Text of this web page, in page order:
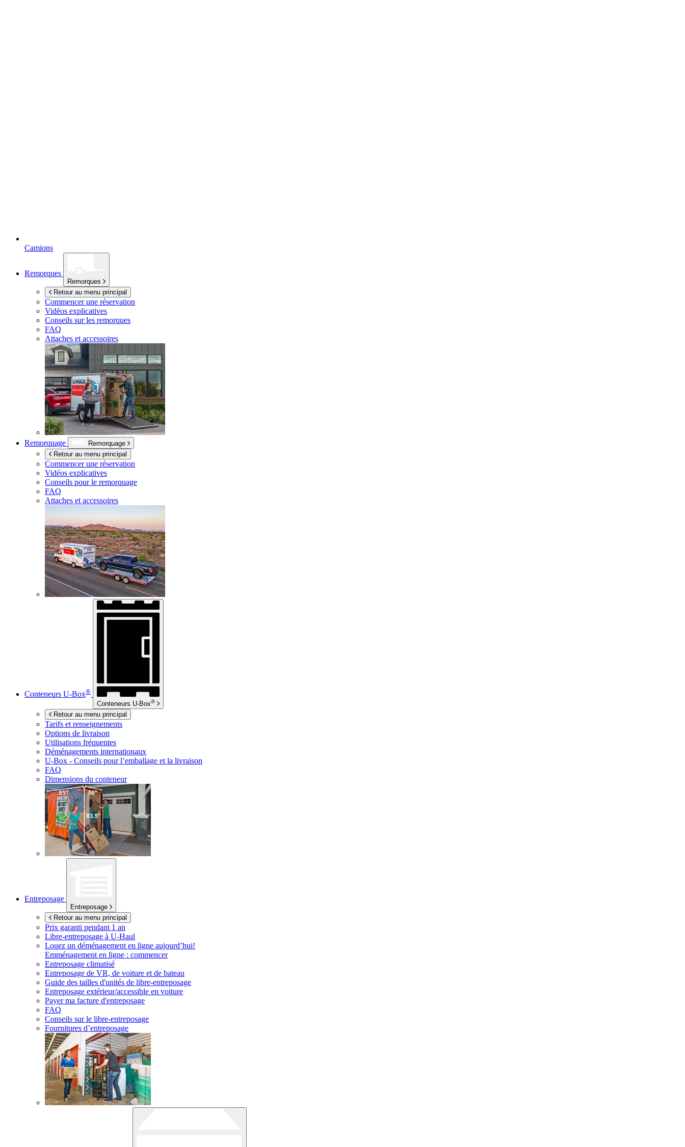
Camions
Remorques
Remorques
Retour au menu principal
Commencer une réservation
Vidéos explicatives
Conseils sur les remorques
FAQ
Attaches et accessoires
Remorquage
Remorquage
Retour au menu principal
Commencer une réservation
Vidéos explicatives
Conseils pour le remorquage
FAQ
Attaches et accessoires
Conteneurs U-Box®
Conteneurs U-Box®
Retour au menu principal
Tarifs et renseignements
Options de livraison
Utilisations fréquentes
Déménagements internationaux
U-Box - Conseils pour l’emballage et la livraison
FAQ
Dimensions du conteneur
Entreposage
Entreposage
Retour au menu principal
Prix garanti pendant 1 an
Libre-entreposage à U-Haul
Louez un déménagement en ligne aujourd’hui!
Emménagement en ligne : commencer
Entreposage climatisé
Entreposage de VR, de voiture et de bateau
Guide des tailles d'unités de libre-entreposage
Entreposage extérieur/accessible en voiture
Payer ma facture d'entreposage
FAQ
Conseils sur le libre-entreposage
Fournitures d’entreposage